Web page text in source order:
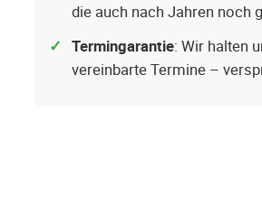
die auch nach Jahren noch
Termingarantie: Wir halten
vereinbarte Termine –